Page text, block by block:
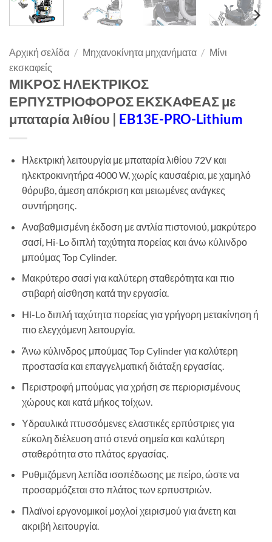
Αρχική σελίδα / Μηχανοκίνητα μηχανήματα / Μίνι
εκσκαφείς
ΜΙΚΡΟΣ ΗΛΕΚΤΡΙΚΟΣ
ΕΡΠΥΣΤΡΙΟΦΟΡΟΣ ΕΚΣΚΑΦΕΑΣ με
μπαταρία λιθίου | EB13E-PRO-Lithium
Ηλεκτρική λειτουργία με μπαταρία λιθίου 72V και
ηλεκτροκινητήρα 4000 W, χωρίς καυσαέρια, με χαμηλό
θόρυβο, άμεση απόκριση και μειωμένες ανάγκες
συντήρησης.
Αναβαθμισμένη έκδοση με αντλία πιστονιού, μακρύτερο
σασί, Hi-Lo διπλή ταχύτητα πορείας και άνω κύλινδρο
μπούμας Top Cylinder.
Μακρύτερο σασί για καλύτερη σταθερότητα και πιο
στιβαρή αίσθηση κατά την εργασία.
Hi-Lo διπλή ταχύτητα πορείας για γρήγορη μετακίνηση ή
πιο ελεγχόμενη λειτουργία.
Άνω κύλινδρος μπούμας Top Cylinder για καλύτερη
προστασία και επαγγελματική διάταξη εργασίας.
Περιστροφή μπούμας για χρήση σε περιορισμένους
χώρους και κατά μήκος τοίχων.
Υδραυλικά πτυσσόμενες ελαστικές ερπύστριες για
εύκολη διέλευση από στενά σημεία και καλύτερη
σταθερότητα στο πλάτος εργασίας.
Ρυθμιζόμενη λεπίδα ισοπέδωσης με πείρο, ώστε να
προσαρμόζεται στο πλάτος των ερπυστριών.
Πλαϊνοί εργονομικοί μοχλοί χειρισμού για άνετη και
ακριβή λειτουργία.